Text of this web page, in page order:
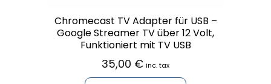
Chromecast TV Adapter für USB –
Google Streamer TV über 12 Volt,
Funktioniert mit TV USB
35,00 € inc. tax